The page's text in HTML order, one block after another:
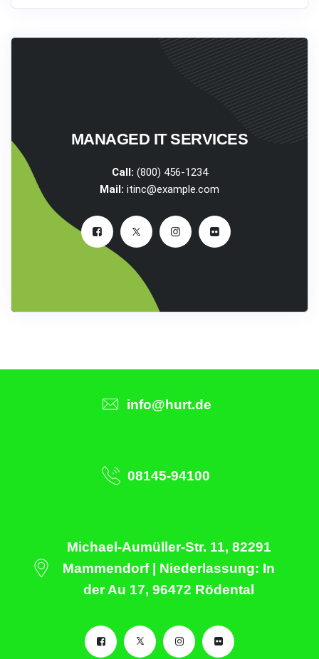
MANAGED IT SERVICES
Call: (800) 456-1234
Mail: itinc@example.com
info@hurt.de
08145-94100
Michael-Aumüller-Str. 11, 82291
Mammendorf | Niederlassung: In
der Au 17, 96472 Rödental